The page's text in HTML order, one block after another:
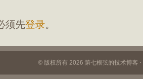
须先登录。
© 版权所有 2026 第七根弦的技术博客